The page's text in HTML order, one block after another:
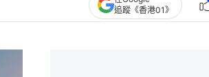
追蹤《香港01》